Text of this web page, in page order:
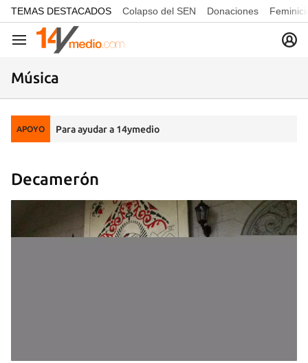
common.go-to-content
TEMAS DESTACADOS Colapso del SEN Donaciones
Navegación
Música
APOYO Para ayudar a 14ymedio
Decamerón